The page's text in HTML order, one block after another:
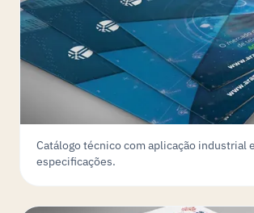
Catálogo técnico com aplicação industrial e
especificações.